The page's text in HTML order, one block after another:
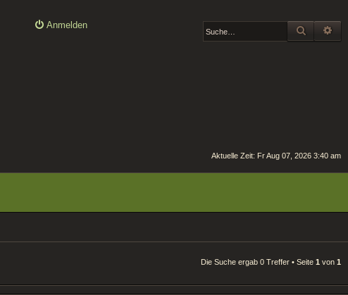
Anmelden SUCHE
Aktuelle Zeit: Fr Aug 07, 2026 3:40 am
Die Suche ergab 0 Treffer • Seite 1 von 1